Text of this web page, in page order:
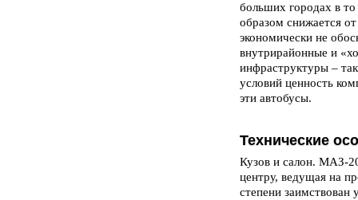
больших городах в
образом снижается
экономически не
внутрирайонные и
инфраструктуры –
условий ценность
эти автобусы.
Технические
Кузов и салон. МАЗ-
центру, ведущая на
степени